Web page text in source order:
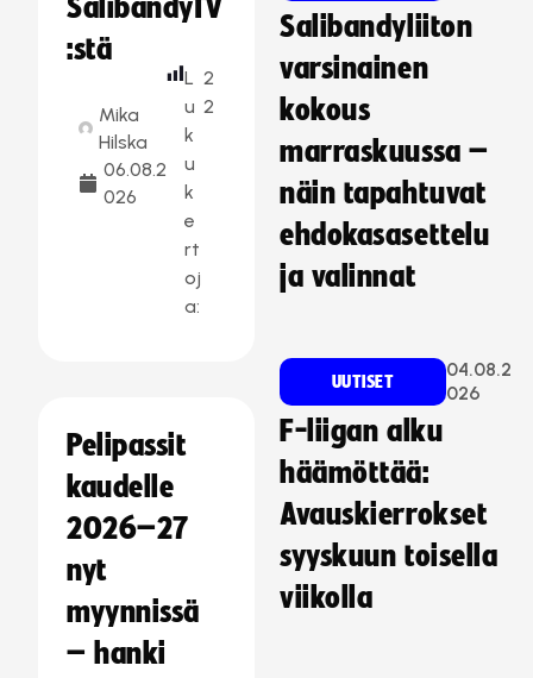
SalibandyTV
:stä
Mika
Hilska
06.08.2
026
L
u
k
u
k
e
rt
oj
a:
2
2
Pelipassit
kaudelle
2026–27
nyt
myynnissä
– hanki
Salibandyliiton
varsinainen
kokous
marraskuussa –
näin tapahtuvat
ehdokasasettelu
ja valinnat
UUTISET
04.08.2
026
F-liigan alku
häämöttää:
Avauskierrokset
syyskuun toisella
viikolla